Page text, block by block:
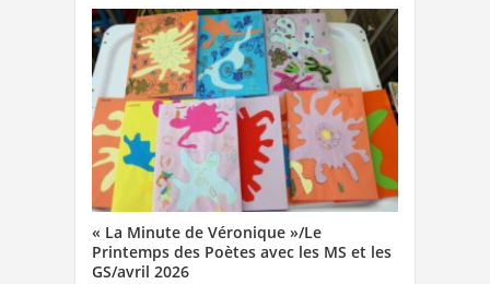
« La Minute de Véronique »/Le
Printemps des Poètes avec les MS et les
GS/avril 2026